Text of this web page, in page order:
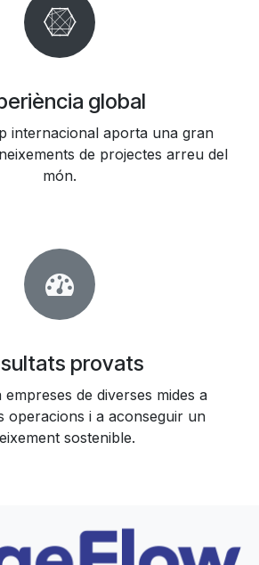
global
internacional aporta una gran
de projectes arreu del
món.
provats
empreses de diverses mides a
operacions i a aconseguir un
sostenible.